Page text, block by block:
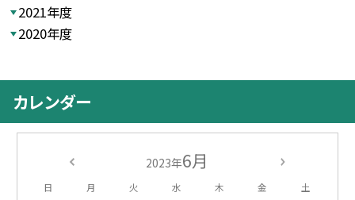
2021年度
2020年度
カレンダー
2023年6月
日 月 火 水 木 金 土